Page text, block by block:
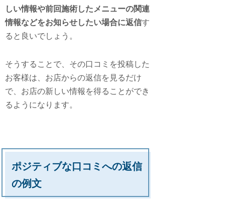
しい情報や前回施術したメニューの関連
情報などをお知らせしたい場合に返信す
ると良いでしょう。
そうすることで、その口コミを投稿した
お客様は、お店からの返信を見るだけ
で、お店の新しい情報を得ることができ
るようになります。
ポジティブな口コミへの返信
の例文